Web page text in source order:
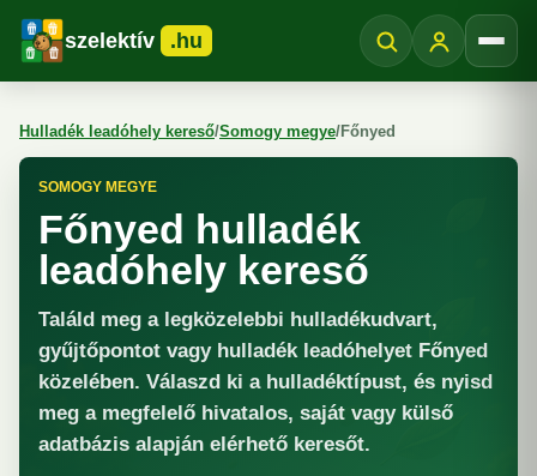
szelektív .hu
Hulladék leadóhely kereső/Somogy megye/Főnyed
SOMOGY MEGYE
Főnyed hulladék
leadóhely kereső
Találd meg a legközelebbi hulladékudvart,
gyűjtőpontot vagy hulladék leadóhelyet Főnyed
közelében. Válaszd ki a hulladéktípust, és nyisd
meg a megfelelő hivatalos, saját vagy külső
adatbázis alapján elérhető keresőt.